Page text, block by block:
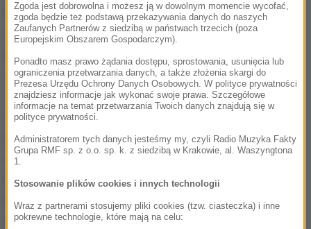
konferencyjnym MSW w Magdalence pod
Warszawą, wykonaną podczas spotkań
przedstawicieli władz państwowych z delegacją
opozycji w latach 1988-1989.
Zdjęcia relacjonują także m.in. spotkanie Lecha
Wałęsy i gen. Czesława Kiszczaka w willi MSW przy
ul. Zawrat w Warszawie w 1988 r. Dokumentują
również uroczysty obiadu w dniu rozpoczęcia obrad
Okrągłego stołu w Pałacu Rady Ministrów (obecnie
Pałac Prezydencki) 6 lutego 1989 r. czy wspólny
Zgoda jest dobrowolna i możesz ją w dowolnym momencie wycofać,
zgoda będzie też podstawą przekazywania danych do naszych
Zaufanych Partnerów z siedzibą w państwach trzecich (poza
Europejskim Obszarem Gospodarczym).
Ponadto masz prawo żądania dostępu, sprostowania, usunięcia lub
ograniczenia przetwarzania danych, a także złożenia skargi do
Prezesa Urzędu Ochrony Danych Osobowych. W polityce prywatności
znajdziesz informacje jak wykonać swoje prawa. Szczegółowe
informacje na temat przetwarzania Twoich danych znajdują się w
polityce prywatności.
Administratorem tych danych jesteśmy my, czyli Radio Muzyka Fakty
Grupa RMF sp. z o.o. sp. k. z siedzibą w Krakowie, al. Waszyngtona
1.
Stosowanie plików cookies i innych technologii
Wraz z partnerami stosujemy pliki cookies (tzw. ciasteczka) i inne
pokrewne technologie, które mają na celu: